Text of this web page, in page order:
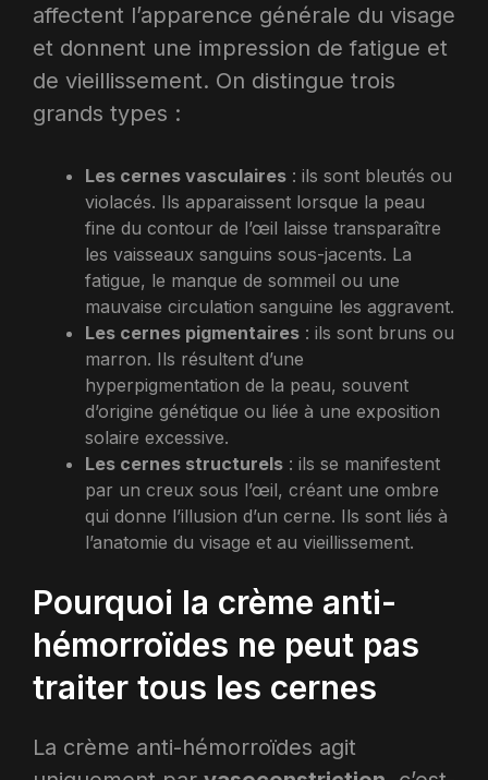
affectent l’apparence générale du visage
et donnent une impression de fatigue et
de vieillissement. On distingue trois
grands types :
Les cernes vasculaires : ils sont bleutés ou
violacés. Ils apparaissent lorsque la peau
fine du contour de l’œil laisse transparaître
les vaisseaux sanguins sous-jacents. La
fatigue, le manque de sommeil ou une
mauvaise circulation sanguine les aggravent.
Les cernes pigmentaires : ils sont bruns ou
marron. Ils résultent d’une
hyperpigmentation de la peau, souvent
d’origine génétique ou liée à une exposition
solaire excessive.
Les cernes structurels : ils se manifestent
par un creux sous l’œil, créant une ombre
qui donne l’illusion d’un cerne. Ils sont liés à
l’anatomie du visage et au vieillissement.
Pourquoi la crème anti-
hémorroïdes ne peut pas
traiter tous les cernes
La crème anti-hémorroïdes agit